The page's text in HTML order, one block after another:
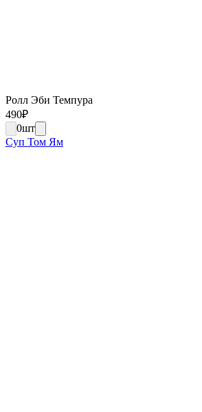
Ролл Эби Темпура
490₽
0шт
Суп Том Ям